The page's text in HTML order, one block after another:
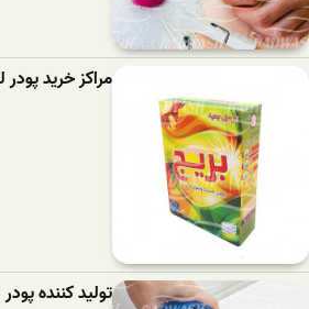
مراکز خرید
تولید کننده